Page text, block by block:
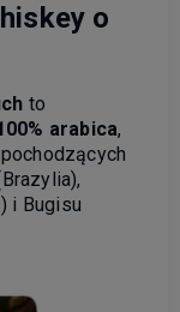
o
to
arabica,
i Bugisu